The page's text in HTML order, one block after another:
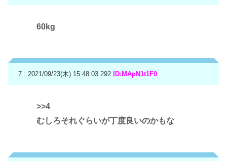
60kg
7 : 2021/09/23(木) 15:48:03.292 ID:MApN1t1F0
>>4
むしろそれぐらいが丁度良いのかもな